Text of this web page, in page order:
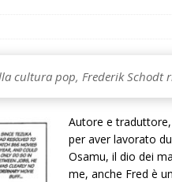
cultura pop, Frederik Schodt
Autore e traduttore,
per aver lavorato
Osamu, il dio dei
me, anche Fred è